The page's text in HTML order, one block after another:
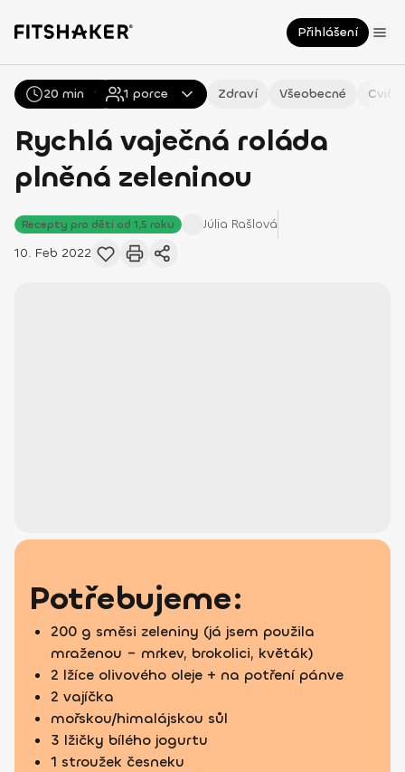
Přihlášení
Všechny Recepty Zdraví Všeobecné
Rychlá vaječná roláda
plněná zeleninou
Recepty pro děti od 1,5 roku Júlia Rašlová
10. Feb 2022
20 min 1 porce
Potřebujeme:
200 g směsi zeleniny (já jsem použila
mraženou – mrkev, brokolici, květák)
2 lžíce olivového oleje + na potření pánve
2 vajíčka
mořskou/himalájskou sůl
3 lžičky bílého jogurtu
1 stroužek česneku